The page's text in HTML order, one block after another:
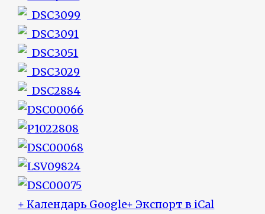
+ Календарь Google+ Экспорт в iCal